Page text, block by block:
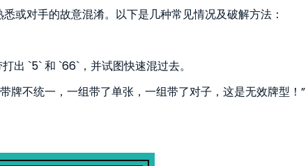
或对手的故意混淆。以下是几种常见情况及破解方法：
出 `5` 和 `66`，并试图快速混过去。
牌不统一，一组带了单张，一组带了对子，这是无效牌型！”